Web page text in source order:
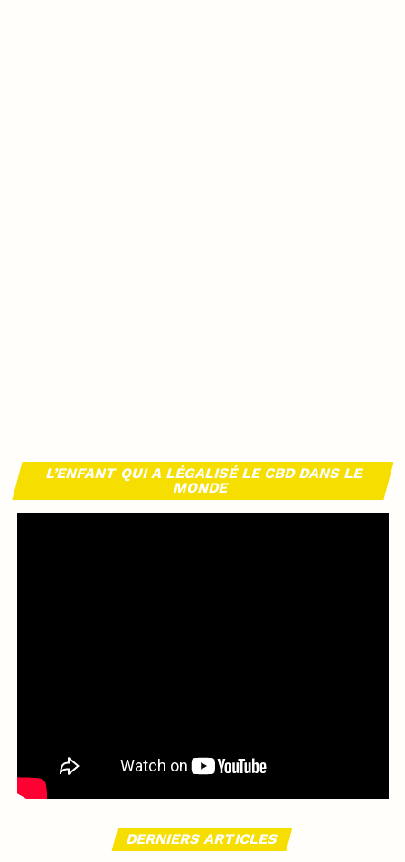
L’ENFANT QUI A LÉGALISÉ LE CBD DANS LE
MONDE
DERNIERS ARTICLES